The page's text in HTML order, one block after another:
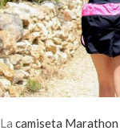
La camiseta Marathon